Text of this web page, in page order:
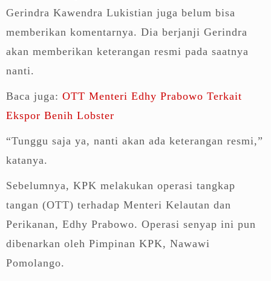
Gerindra Kawendra Lukistian juga belum bisa
memberikan komentarnya. Dia berjanji Gerindra
akan memberikan keterangan resmi pada saatnya
nanti.
Baca juga: OTT Menteri Edhy Prabowo Terkait
Ekspor Benih Lobster
“Tunggu saja ya, nanti akan ada keterangan resmi,”
katanya.
Sebelumnya, KPK melakukan operasi tangkap
tangan (OTT) terhadap Menteri Kelautan dan
Perikanan, Edhy Prabowo. Operasi senyap ini pun
dibenarkan oleh Pimpinan KPK, Nawawi
Pomolango.